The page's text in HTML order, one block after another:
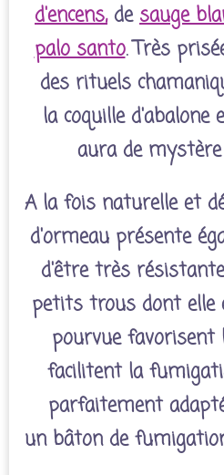
d'encens,desauge
palo santo. Très
des rituels
la coquille d'abalone
aura de
A la fois naturelle et
d'ormeau présente
d'être très
petits trous dont elle
pourvue
facilitent la
parfaitement
un bâton de